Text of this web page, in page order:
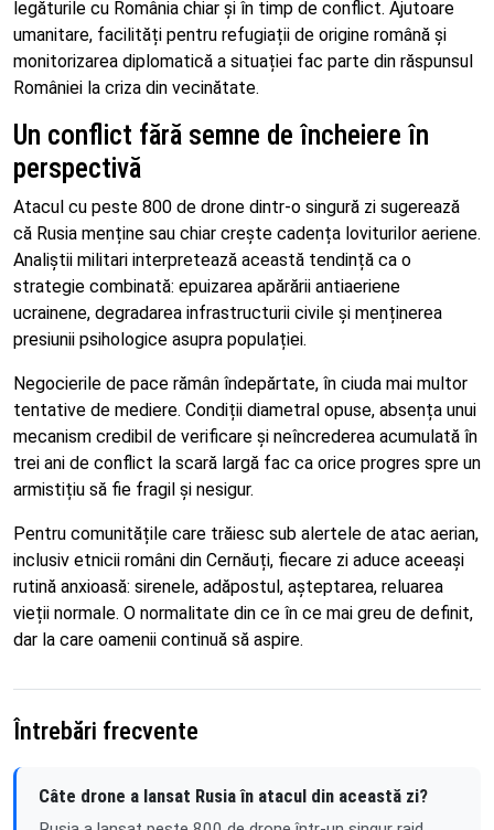
legăturile cu România chiar și în timp de conflict. Ajutoare
umanitare, facilități pentru refugiații de origine română și
monitorizarea diplomatică a situației fac parte din răspunsul
României la criza din vecinătate.
Un conflict fără semne de încheiere în
perspectivă
Atacul cu peste 800 de drone dintr-o singură zi sugerează
că Rusia menține sau chiar crește cadența loviturilor aeriene.
Analiștii militari interpretează această tendință ca o
strategie combinată: epuizarea apărării antiaeriene
ucrainene, degradarea infrastructurii civile și menținerea
presiunii psihologice asupra populației.
Negocierile de pace rămân îndepărtate, în ciuda mai multor
tentative de mediere. Condiții diametral opuse, absența unui
mecanism credibil de verificare și neîncrederea acumulată în
trei ani de conflict la scară largă fac ca orice progres spre un
armistițiu să fie fragil și nesigur.
Pentru comunitățile care trăiesc sub alertele de atac aerian,
inclusiv etnicii români din Cernăuți, fiecare zi aduce aceeași
rutină anxioasă: sirenele, adăpostul, așteptarea, reluarea
vieții normale. O normalitate din ce în ce mai greu de definit,
dar la care oamenii continuă să aspire.
Întrebări frecvente
Câte drone a lansat Rusia în atacul din această zi?